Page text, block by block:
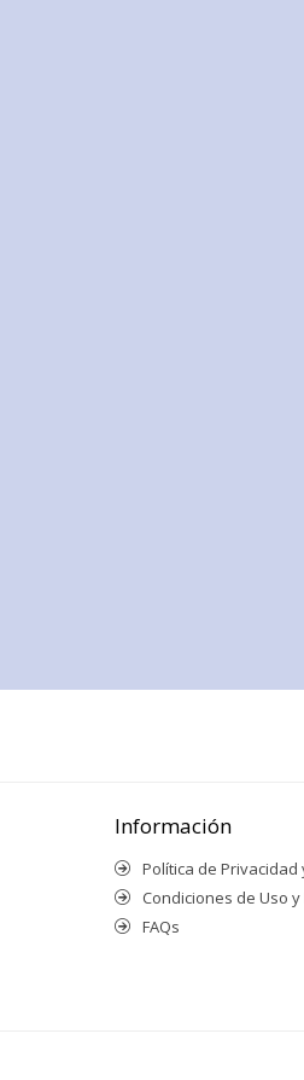
Información
Política de Privacidad
Condiciones de Uso
FAQs